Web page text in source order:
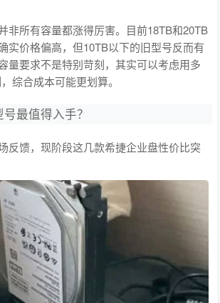
非所有容量都涨得厉害。目前18TB和20TB
实价格偏高，但10TB以下的旧型号反而有
量要求不是特别苛刻，其实可以考虑用多
综合成本可能更划算。
最值得入手？
反馈，现阶段这几款希捷企业盘性价比突